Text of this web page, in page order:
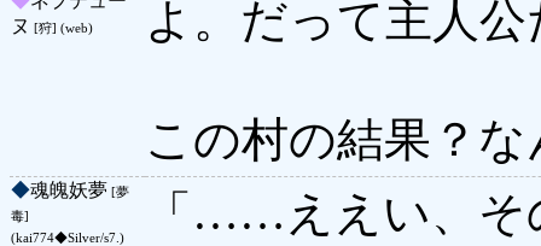
ヌ
[狩] (web)
よ。だって主人
この村の結果？
◆魂魄妖夢 [夢
毒]
(kai774◆Silver/s7.)
「……ええい、そ